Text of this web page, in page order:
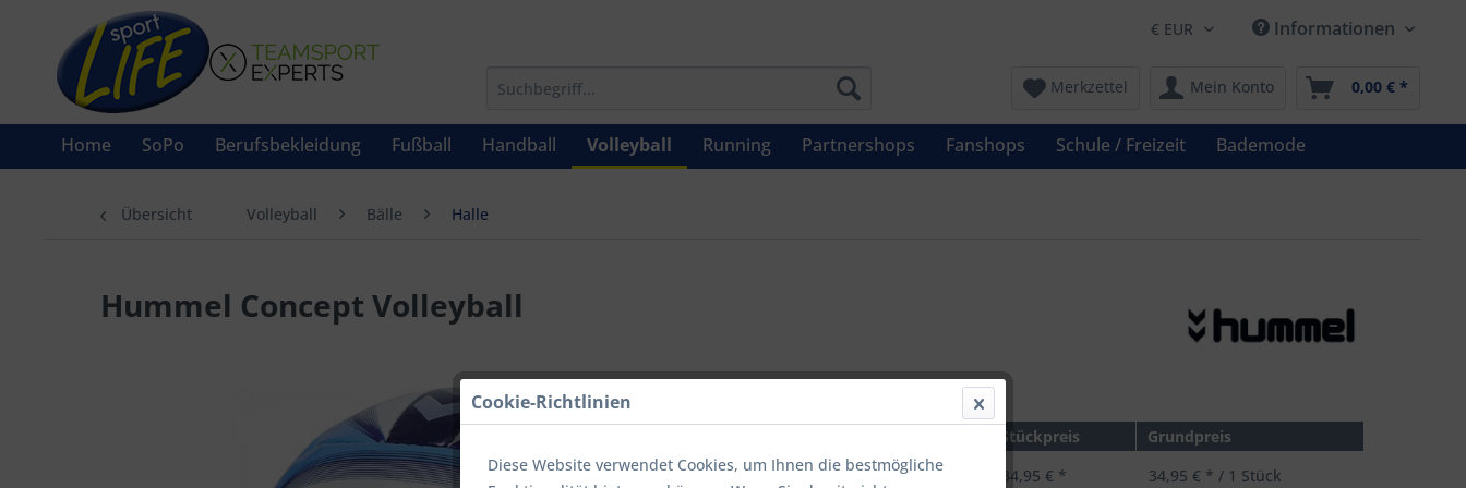
Informationen
Merkzettel Mein Konto 0,00 € *
Home SoPo Berufsbekleidung Fußball Handball Volleyball Running Partnershops Fanshops Schule / Freizeit Bademode
Übersicht Volleyball Bälle Halle
Hummel Concept Volleyball
UVP: 49,95 € *
Stückpreis
Grundpreis
bis9 34,95 € * 34,95 € * / 1 Stück
Cookie-Richtlinien
Diese Website verwendet Cookies, um Ihnen die bestmögliche